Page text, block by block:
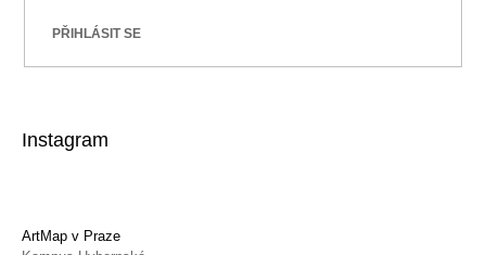
PŘIHLÁSIT SE
Instagram
ArtMap v Praze